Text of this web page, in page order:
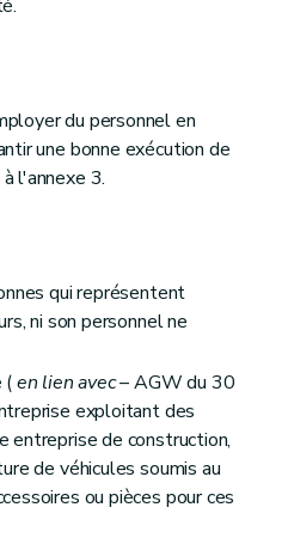
du personnel en
une bonne exécution de
l'annexe 3.
qui représentent
ni son personnel ne
(en lien avec– AGW du 30
exploitant des
entreprise de construction,
de véhicules soumis au
ou pièces pour ces